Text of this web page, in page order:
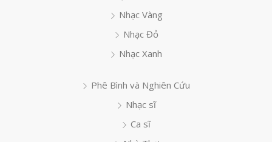
Nhạc Vàng
Nhạc Đỏ
Nhạc Xanh
Phê Bình và Nghiên Cứu
Nhạc sĩ
Ca sĩ